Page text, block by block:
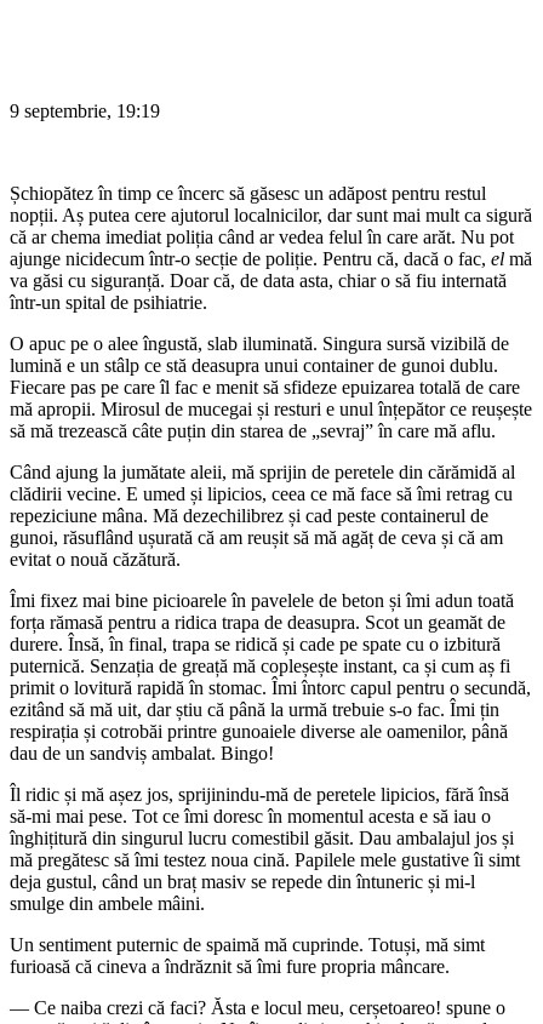
9 septembrie, 19:19
Șchiopătez în timp ce încerc să găsesc un adăpost pentru restul
nopții. Aș putea cere ajutorul localnicilor, dar sunt mai mult ca sigură
că ar chema imediat poliția când ar vedea felul în care arăt. Nu pot
ajunge nicidecum într-o secție de poliție. Pentru că, dacă o fac, el mă
va găsi cu siguranță. Doar că, de data asta, chiar o să fiu internată
într-un spital de psihiatrie.
O apuc pe o alee îngustă, slab iluminată. Singura sursă vizibilă de
lumină e un stâlp ce stă deasupra unui container de gunoi dublu.
Fiecare pas pe care îl fac e menit să sfideze epuizarea totală de care
mă apropii. Mirosul de mucegai și resturi e unul înțepător ce reușește
să mă trezească câte puțin din starea de „sevraj” în care mă aflu.
Când ajung la jumătate aleii, mă sprijin de peretele din cărămidă al
clădirii vecine. E umed și lipicios, ceea ce mă face să îmi retrag cu
repeziciune mâna. Mă dezechilibrez și cad peste containerul de
gunoi, răsuflând ușurată că am reușit să mă agăț de ceva și că am
evitat o nouă căzătură.
Îmi fixez mai bine picioarele în pavelele de beton și îmi adun toată
forța rămasă pentru a ridica trapa de deasupra. Scot un geamăt de
durere. Însă, în final, trapa se ridică și cade pe spate cu o izbitură
puternică. Senzația de greață mă copleșește instant, ca și cum aș fi
primit o lovitură rapidă în stomac. Îmi întorc capul pentru o secundă,
ezitând să mă uit, dar știu că până la urmă trebuie s-o fac. Îmi țin
respirația și cotrobăi printre gunoaiele diverse ale oamenilor, până
dau de un sandviș ambalat. Bingo!
Îl ridic și mă așez jos, sprijinindu-mă de peretele lipicios, fără însă
să-mi mai pese. Tot ce îmi doresc în momentul acesta e să iau o
înghițitură din singurul lucru comestibil găsit. Dau ambalajul jos și
mă pregătesc să îmi testez noua cină. Papilele mele gustative îi simt
deja gustul, când un braț masiv se repede din întuneric și mi-l
smulge din ambele mâini.
Un sentiment puternic de spaimă mă cuprinde. Totuși, mă simt
furioasă că cineva a îndrăznit să îmi fure propria mâncare.
— Ce naiba crezi că faci? Ăsta e locul meu, cerșetoareo! spune o